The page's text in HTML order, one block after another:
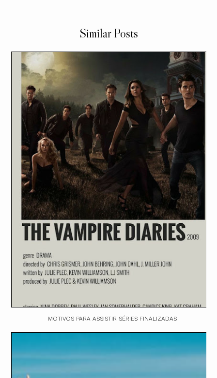
Similar Posts
MOTIVOS PARA ASSISTIR SÉRIES FINALIZADAS